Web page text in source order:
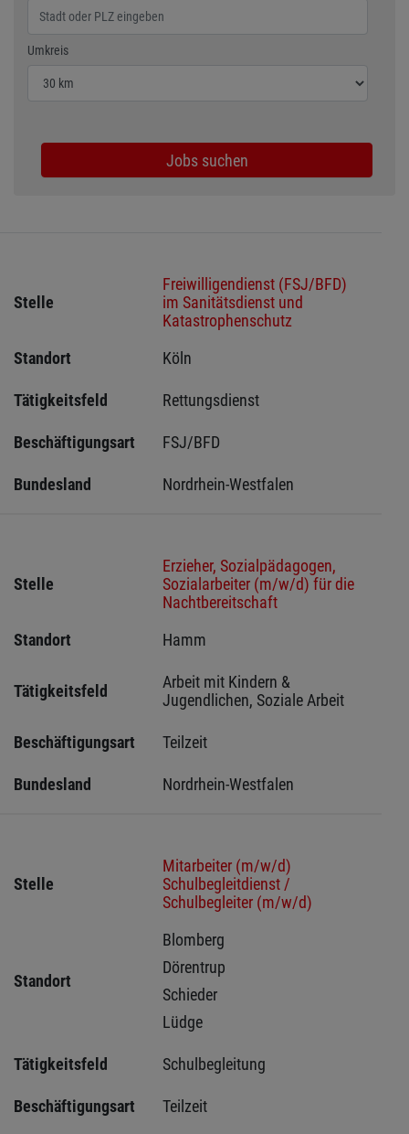
Umkreis
Wählen Sie den Umkreis für die Jobsuche
Jobs suchen
Stelle
Freiwilligendienst (FSJ/BFD)
im Sanitätsdienst und
Katastrophenschutz
Standort
Köln
Tätigkeitsfeld Rettungsdienst
Beschäftigungsart FSJ/BFD
Bundesland Nordrhein-Westfalen
Stelle
Erzieher, Sozialpädagogen,
Sozialarbeiter (m/w/d) für die
Nachtbereitschaft
Standort
Hamm
Tätigkeitsfeld
Arbeit mit Kindern &
Jugendlichen, Soziale Arbeit
Beschäftigungsart Teilzeit
Bundesland Nordrhein-Westfalen
Stelle
Mitarbeiter (m/w/d)
Schulbegleitdienst /
Schulbegleiter (m/w/d)
Standort
Blomberg
Dörentrup
Schieder
Lüdge
Tätigkeitsfeld Schulbegleitung
Beschäftigungsart Teilzeit